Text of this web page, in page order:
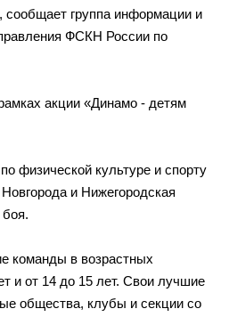
сообщает группа информации и
ФСКН России по
акции «Динамо - детям
физической культуре и спорту
и Нижегородская
команды в возрастных
и от 14 до 15 лет. Свои лучшие
общества, клубы и секции со